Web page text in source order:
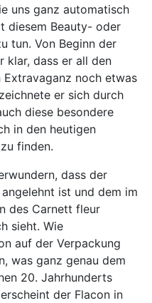
uns ganz automatisch
diesem Beauty- oder
tun. Von Beginn der
klar, dass er all den
Extravaganz noch etwas
er sich durch
diese besondere
in den heutigen
finden.
dass der
ist und dem im
des Carnett fleur
sieht. Wie
auf der Verpackung
was ganz genau dem
20. Jahrhunderts
der Flacon in